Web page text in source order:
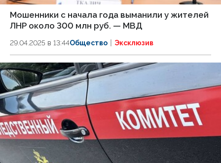
Мошенники с начала года выманили у жителей
ЛНР около 300 млн руб. — МВД
29.04.2025 в 13:44Общество Эксклюзив